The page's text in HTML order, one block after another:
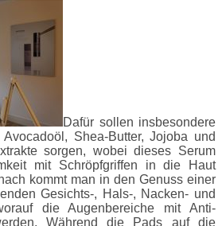
Dafür sollen insbesondere
Shea-Butter, Jojoba und
sorgen, wobei dieses Serum
mit Schröpfgriffen in die Haut
kommt man in den Genuss einer
Gesichts-, Hals-, Nacken- und
die Augenbereiche mit Anti-
Während die Pads auf die